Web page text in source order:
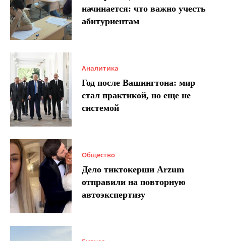
начинается: что важно учесть
абитуриентам
Аналитика
Год после Вашингтона: мир
стал практикой, но еще не
системой
Общество
Дело тиктокерши Arzum
отправили на повторную
автоэкспертизу